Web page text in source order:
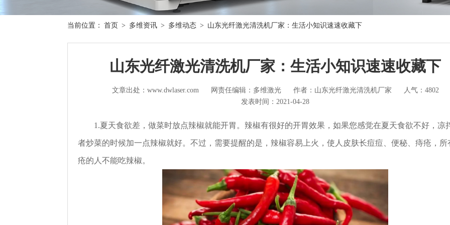
当前位置： 首页 > 多维资讯 > 多维动态 > 山东光纤激光清洗机厂家：生活小知识速速收藏下
山东光纤激光清洗机厂家：生活小知识速速收藏下
文章出处：www.dwlaser.com 网责任编辑：多维激光 作者：山东光纤激光清洗机厂家
人气：4802
发表时间：2021-04-28
1.夏天食欲差，做菜时放点辣椒就能开胃。辣椒有很好的开胃效果，如果您感觉在夏天食欲不好，凉
者炒菜的时候加一点辣椒就好。不过，需要提醒的是，辣椒容易上火，使人皮肤长痘痘、便秘、痔疮，所
疮的人不能吃辣椒。